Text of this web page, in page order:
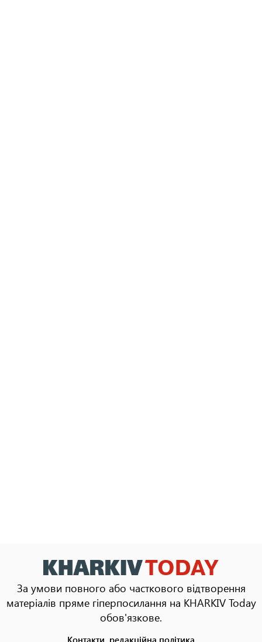
За умови повного або часткового відтворення
матеріалів пряме гіперпосилання на KHARKIV Today
обов'язкове.
Контакти, редакційна політика